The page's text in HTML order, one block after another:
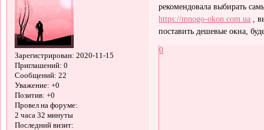
Зарегистрирован: 2020-11-15
Приглашений: 0
Сообщений: 22
Уважение: +0
Позитив: +0
Провел на форуме:
2 часа 32 минуты
Последний визит:
рекомендовала выбирать
https://mnogo-okon.com.ua ,
поставить дешевые окна,
0